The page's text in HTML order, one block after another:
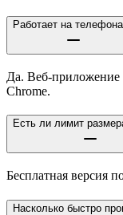
Работает на
Да. Веб-приложение
Chrome.
Есть ли лимит
Бесплатная версия
Насколько быстро